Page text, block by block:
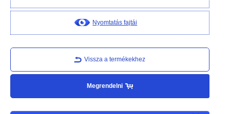
Nyomtatás fajtái
Vissza a termékekhez
Megrendelni